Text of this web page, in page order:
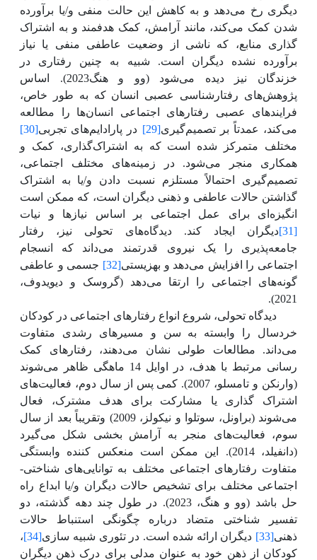
دیگری رخ می‌دهد و به کاهش این حالت منفی و/یا برآورده
شدن کمک می‌کند، مانند آرامش، کمک هدفمند و به اشتراک
گذاری منابع، که ناشی از وضعیت عاطفی منفی یا نیاز
برآورده نشده دیگران است. شبیه به چنین رفتاری در
خزندگان نیز دیده می‌شود (وو و هنگ2023). اساس
پژوهش‌های رفتارشناسی عصبی انسان که به طور خاص،
فرایندهای عصبی رفتارهای اجتماعی انسان‌ها را مطالعه
می‌کند، عمدتاً بر تصمیم‌گیری[29] در پارادایم‌های تجربی[30]
مختلف متمرکز شده است که به اشتراک‌گذاری، کمک و
همکاری منجر می‌شود.
در زمینه‌های مختلف اجتماعی،
تصمیم‌گیری احتمالاً مستلزم نسبت دادن و/یا به اشتراک
گذاشتن حالات عاطفی و ذهنی دیگران است، که ممکن است
انگیزه‌ای برای عمل اجتماعی بر اساس نیازها و نیات
[31]دیگران ایجاد کند. دیدگاه‌های تحولی نیز، رفتار
جامعه‌پذیری را یک نیروی قدرتمند می‌داند که انسجام
اجتماعی را افزایش می‌دهد و بهزیستی[32] جسمی و عاطفی
گونه‌های اجتماعی را ارتقا می‌دهد (گروسک و دیویدوف،
2021)
.
دیدگاه تحولی، شروع انواع رفتارهای اجتماعی در کودکان
خردسال را وابسته به سن و مسیرهای رشدی متفاوت
می‌داند. مطالعات طولی نشان می‌دهند، رفتارهای کمک‌
رسانی مرتبط با هدف، در اوایل 14 ماهگی ظاهر می‌شوند
(وارنکن و تامسلو، 2007)
. کمی پس از سال دوم، فعالیت‌های
اشتراک گذاری یا مشارکت برای هدف مشترک، فعال
می‌شوند (براونل، سوتلوا و نیکولز، 2009)
وتقریباً بعد از سال
سوم، فعالیت‌های منجر به آرامش بخشی شکل می‌گیرد
(دانفیلد،
2014). این ممکن است منعکس کننده وابستگی
متفاوت رفتارهای اجتماعی مختلف به توانایی‌های شناختی-
اجتماعی مختلف برای تشخیص حالات دیگران و/یا ابداع راه
حل باشد (وو و هنگ، 2023).
در طول چند دهه گذشته، دو
تفسیر شناختی متضاد درباره چگونگی استنباط حالات
ذهنی[33] دیگران ارائه شده است. در تئوری شبیه سازی[34]،
کودکان از ذهن خود به عنوان مدلی برای درک ذهن دیگران